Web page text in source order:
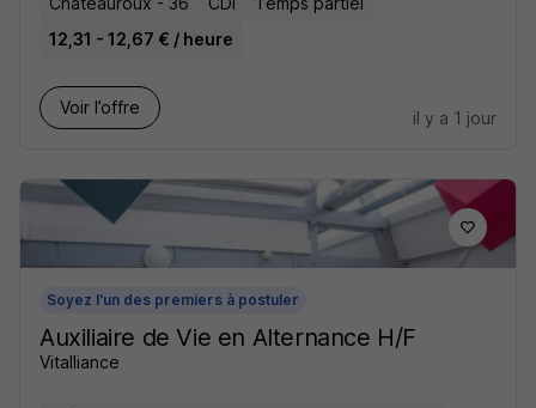
12,31 - 12,67 € / heure
Voir l’offre
il y a 1 jour
Soyez l'un des premiers à postuler
Auxiliaire de Vie en Alternance H/F
Vitalliance